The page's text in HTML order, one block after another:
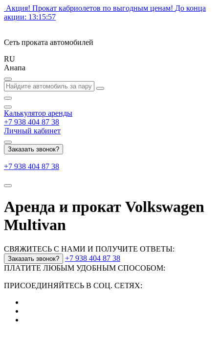
Акция! Прокат кабриолетов по выгодным ценам! До конца
акции: 13:15:57
Сеть проката автомобилей
RU
Анапа
Калькулятор аренды
+7 938 404 87 38
Личный кабинет
Заказать звонок?
+7 938 404 87 38
Аренда и прокат Volkswagen
Multivan
СВЯЖИТЕСЬ С НАМИ И ПОЛУЧИТЕ ОТВЕТЫ:
Заказать звонок?
+7 938 404 87 38
ПЛАТИТЕ ЛЮБЫМ УДОБНЫМ СПОСОБОМ:
ПРИСОЕДИНЯЙТЕСЬ В СОЦ. СЕТЯХ: